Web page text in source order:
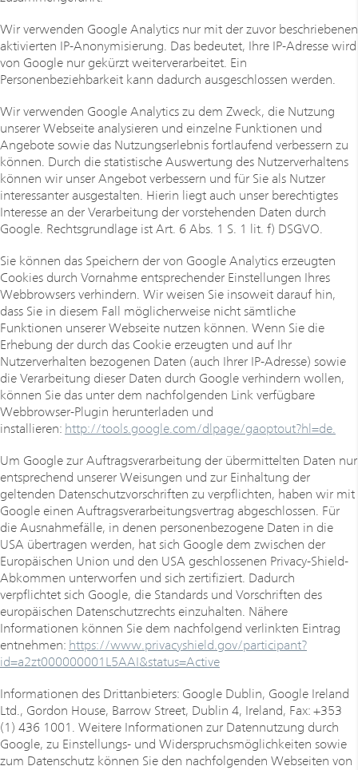
Wir verwenden Google Analytics nur mit der zuvor beschriebenen
aktivierten IP-Anonymisierung. Das bedeutet, Ihre IP-Adresse wird
von Google nur gekürzt weiterverarbeitet. Ein
Personenbeziehbarkeit kann dadurch ausgeschlossen werden.
Wir verwenden Google Analytics zu dem Zweck, die Nutzung
unserer Webseite analysieren und einzelne Funktionen und
Angebote sowie das Nutzungserlebnis fortlaufend verbessern zu
können. Durch die statistische Auswertung des Nutzerverhaltens
können wir unser Angebot verbessern und für Sie als Nutzer
interessanter ausgestalten. Hierin liegt auch unser berechtigtes
Interesse an der Verarbeitung der vorstehenden Daten durch
Google. Rechtsgrundlage ist Art. 6 Abs. 1 S. 1 lit. f) DSGVO.
Sie können das Speichern der von Google Analytics erzeugten
Cookies durch Vornahme entsprechender Einstellungen Ihres
Webbrowsers verhindern. Wir weisen Sie insoweit darauf hin,
dass Sie in diesem Fall möglicherweise nicht sämtliche
Funktionen unserer Webseite nutzen können. Wenn Sie die
Erhebung der durch das Cookie erzeugten und auf Ihr
Nutzerverhalten bezogenen Daten (auch Ihrer IP-Adresse) sowie
die Verarbeitung dieser Daten durch Google verhindern wollen,
können Sie das unter dem nachfolgenden Link verfügbare
Webbrowser-Plugin herunterladen und
installieren: http://tools.google.com/dlpage/gaoptout?hl=de.
Um Google zur Auftragsverarbeitung der übermittelten Daten nur
entsprechend unserer Weisungen und zur Einhaltung der
geltenden Datenschutzvorschriften zu verpflichten, haben wir mit
Google einen Auftragsverarbeitungsvertrag abgeschlossen. Für
die Ausnahmefälle, in denen personenbezogene Daten in die
USA übertragen werden, hat sich Google dem zwischen der
Europäischen Union und den USA geschlossenen Privacy-Shield-
Abkommen unterworfen und sich zertifiziert. Dadurch
verpflichtet sich Google, die Standards und Vorschriften des
europäischen Datenschutzrechts einzuhalten. Nähere
Informationen können Sie dem nachfolgend verlinkten Eintrag
entnehmen: https://www.privacyshield.gov/participant?
id=a2zt000000001L5AAI&status=Active
Informationen des Drittanbieters: Google Dublin, Google Ireland
Ltd., Gordon House, Barrow Street, Dublin 4, Ireland, Fax: +353
(1) 436 1001. Weitere Informationen zur Datennutzung durch
Google, zu Einstellungs- und Widerspruchsmöglichkeiten sowie
zum Datenschutz können Sie den nachfolgenden Webseiten von